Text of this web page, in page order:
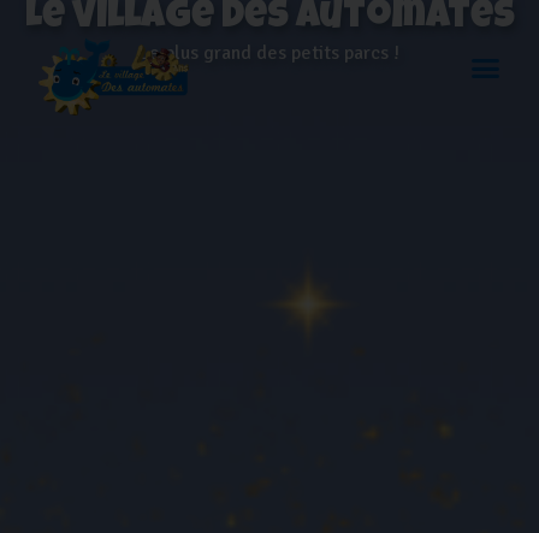
Le village des automates
Le plus grand des petits parcs !